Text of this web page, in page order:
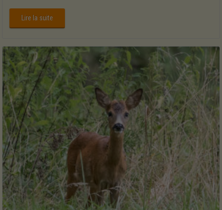
Lire la suite